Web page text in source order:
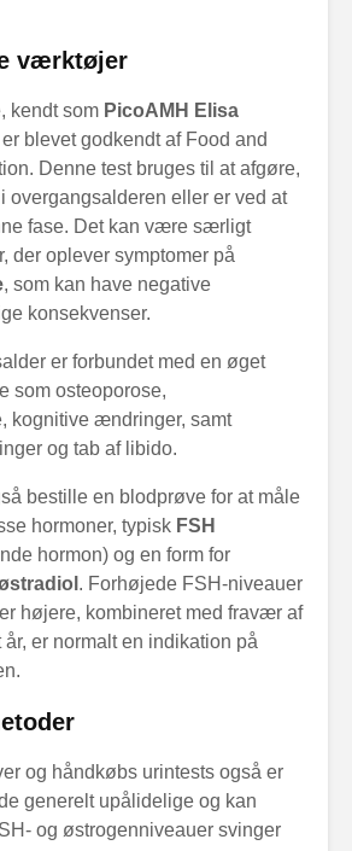
værktøjer
kendt som PicoAMH Elisa
blevet godkendt af Food and
Denne test bruges til at afgøre,
overgangsalderen eller er ved at
fase. Det kan være særligt
der oplever symptomer på
, som kan have negative
konsekvenser.
er forbundet med en øget
som osteoporose,
kognitive ændringer, samt
og tab af libido.
bestille en blodprøve for at måle
hormoner, typisk FSH
hormon) og en form for
. Forhøjede FSH-niveauer
højere, kombineret med fravær af
er normalt en indikation på
og håndkøbs urintests også er
generelt upålidelige og kan
og østrogenniveauer svinger